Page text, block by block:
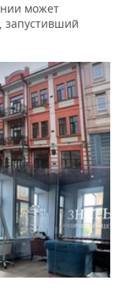
может
запустивший